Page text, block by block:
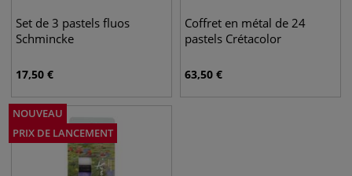
Set de 3 pastels fluos
Schmincke
17,50 €
Coffret en métal de 24
pastels Crétacolor
63,50 €
NOUVEAU
PRIX DE LANCEMENT